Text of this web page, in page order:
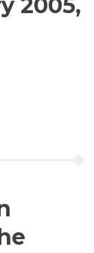
2005,